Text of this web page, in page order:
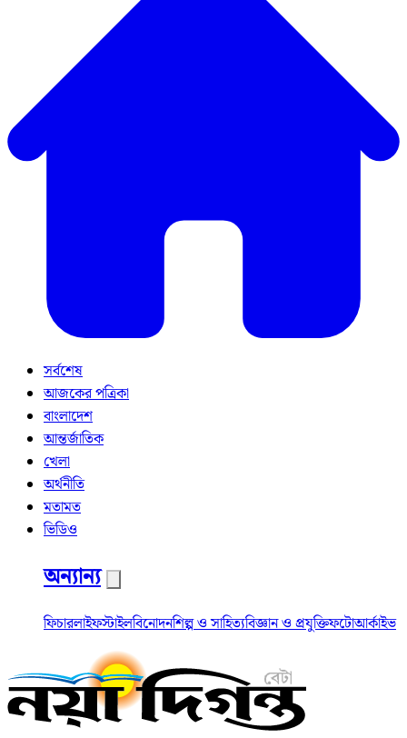
সর্বশেষ
আজকের পত্রিকা
বাংলাদেশ
আন্তর্জাতিক
খেলা
অর্থনীতি
মতামত
ভিডিও
অন্যান্য
ফিচারলাইফস্টাইলবিনোদনশিল্প ও সাহিত্যবিজ্ঞান ও প্রযুক্তিফটোআর্কাইভ